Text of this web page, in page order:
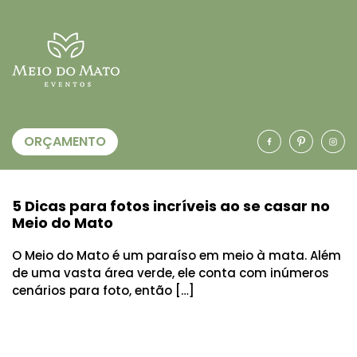
ORÇAMENTO
5 Dicas para fotos incríveis ao se casar no
Meio do Mato
O Meio do Mato é um paraíso em meio à mata. Além
de uma vasta área verde, ele conta com inúmeros
cenários para foto, então […]